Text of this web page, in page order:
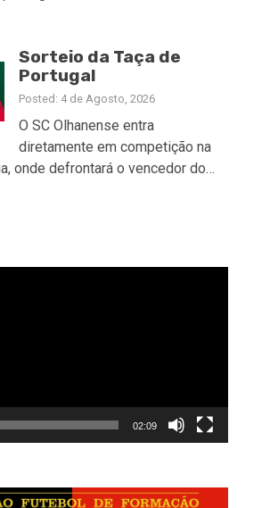
Sorteio da Taça de
Portugal
Posted: 4 de Agosto, 2026
O SC Olhanense entra
diretamente em competição na
onde defrontará o vencedor do…
02:09